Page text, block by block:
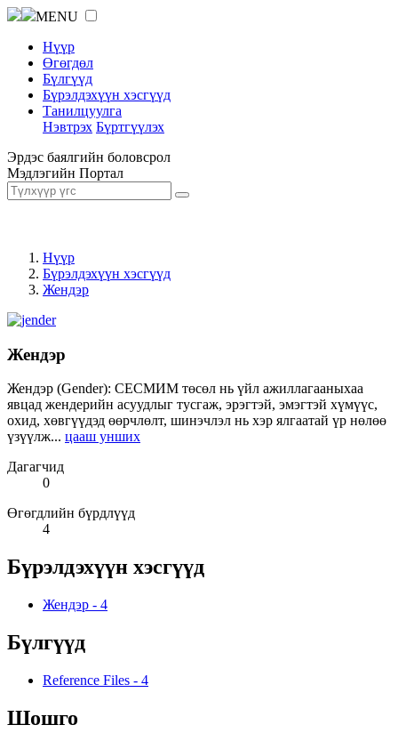
MENU
Нүүр
Өгөгдөл
Бүлгүүд
Бүрэлдэхүүн хэсгүүд
Танилцуулга
Нэвтрэх Бүртгүүлэх
Эрдэс баялгийн боловсрол
Мэдлэгийн Портал
Нүүр
Бүрэлдэхүүн хэсгүүд
Жендэр
Жендэр
Жендэр (Gender): СЕСМИМ төсөл нь үйл ажиллагааныхаа
явцад жендерийн асуудлыг тусгаж, эрэгтэй, эмэгтэй хүмүүс,
охид, хөвгүүдэд өөрчлөлт, шинэчлэл нь хэр ялгаатай үр нөлөө
үзүүлж... цааш унших
Дагагчид
0
Өгөгдлийн бүрдлүүд
4
Бүрэлдэхүүн хэсгүүд
Жендэр - 4
Бүлгүүд
Reference Files - 4
Шошго